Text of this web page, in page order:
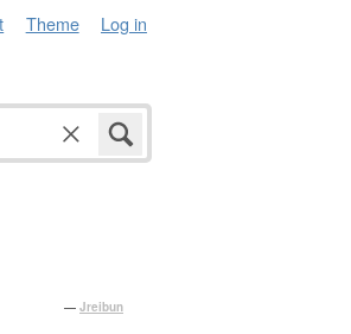
Theme Log in
— Jreibun